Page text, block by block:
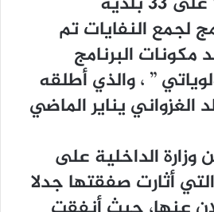
ﻟﺠﻤﻊ ﺍﻟﻨﻔﺎﻳﺎﺕ ﺗﻢ
ﺍﻟﺒﺮﻧﺎﻣﺞ
” ، ﻭﺍﻟﺬﻱ ﺃﻃﻠﻘﻪ
ﺍﻟﻐﺰﻭﺍﻧﻲ ﻳﻨﺎﻳﺮ ﺍﻟﻤﺎﺿﻲ
ﺍﻟﺪﺍﺧﻠﻴﺔ ﻋﻠﻰ
ﺃﺛﺎﺭﺕ ﺻﻔﻘﺘﻬﺎ ﺟﺪﻻ